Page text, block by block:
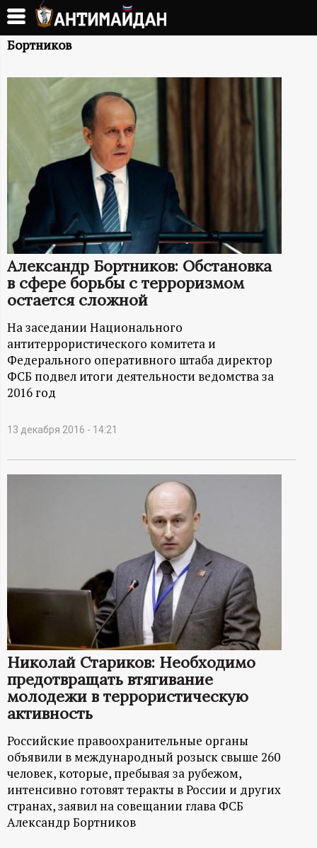
Перейти
основному
А
Н
М
А
Й
Д
А
Н
-
и
н
м
а
ц
и
о
н
н
ы
Бортников
Александр Бортников: Обстановка
в сфере борьбы с терроризмом
остается сложной
На заседании Национального
антитеррористического комитета и
Федерального оперативного штаба директор
ФСБ подвел итоги деятельности ведомства за
2016 год
13 декабря 2016 - 14:21
Николай Стариков: Необходимо
предотвращать втягивание
молодежи в террористическую
активность
Российские правоохранительные органы
объявили в международный розыск свыше 260
человек, которые, пребывая за рубежом,
интенсивно готовят теракты в России и других
странах, заявил на совещании глава ФСБ
Александр Бортников